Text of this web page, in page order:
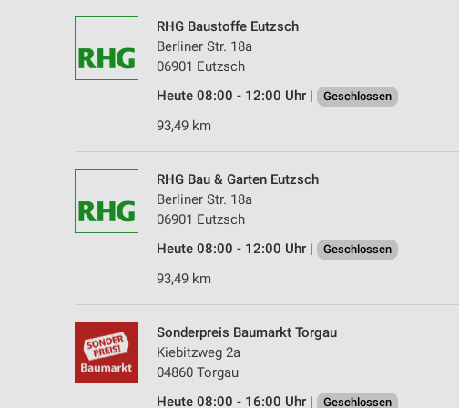
RHG Baustoffe Eutzsch
Berliner Str. 18a
06901 Eutzsch
Heute 08:00 - 12:00 Uhr |
Geschlossen
93,49 km
RHG Bau & Garten Eutzsch
Berliner Str. 18a
06901 Eutzsch
Heute 08:00 - 12:00 Uhr |
Geschlossen
93,49 km
Sonderpreis Baumarkt Torgau
Kiebitzweg 2a
04860 Torgau
Heute 08:00 - 16:00 Uhr |
Geschlossen